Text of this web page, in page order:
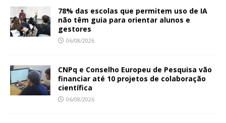
78% das escolas que permitem uso de IA
não têm guia para orientar alunos e
gestores
06/08/2026
CNPq e Conselho Europeu de Pesquisa vão
financiar até 10 projetos de colaboração
científica
06/08/2026